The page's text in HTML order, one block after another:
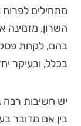
מתחילים לפרוח
השרון, מזמינה
בהם, לקחת פסק
בכלל, ובעיקר
יש חשיבות רבה
בין אם מדובר